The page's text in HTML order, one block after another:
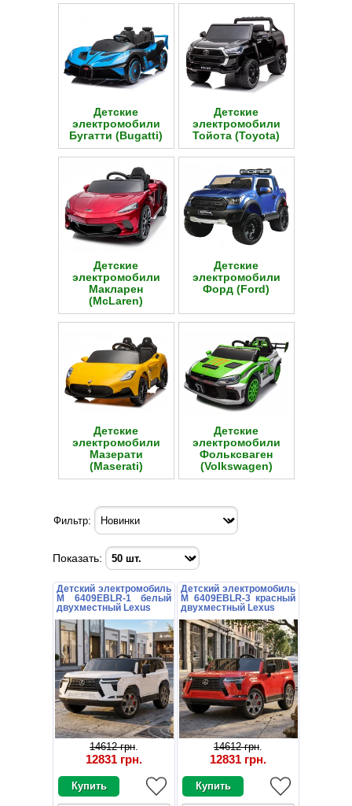
Детские
электромобили
Бугатти (Bugatti)
Детские
электромобили
Тойота (Toyota)
Детские
электромобили
Макларен
(McLaren)
Детские
электромобили
Форд (Ford)
Детские
электромобили
Мазерати
(Maserati)
Детские
электромобили
Фольксваген
(Volkswagen)
Фильтр:
Показать:
Детский электромобиль
M 6409EBLR-1 белый
двухместный Lexus
14612 грн.
12831 грн.
Детский электромобиль
M 6409EBLR-3 красный
двухместный Lexus
14612 грн.
12831 грн.